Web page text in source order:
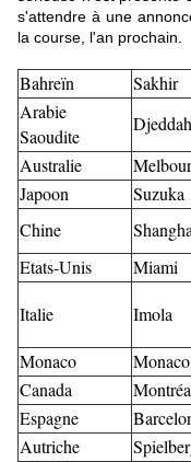
s'attendre à une
la course, l'an prochain.
Bahreïn Sakhir
Arabie
Saoudite
Djeddah
Australie
Japoon Suzuka
Chine
Etats-Unis Miami
Italie Imola
Monaco Monaco
Canada
Espagne
Autriche